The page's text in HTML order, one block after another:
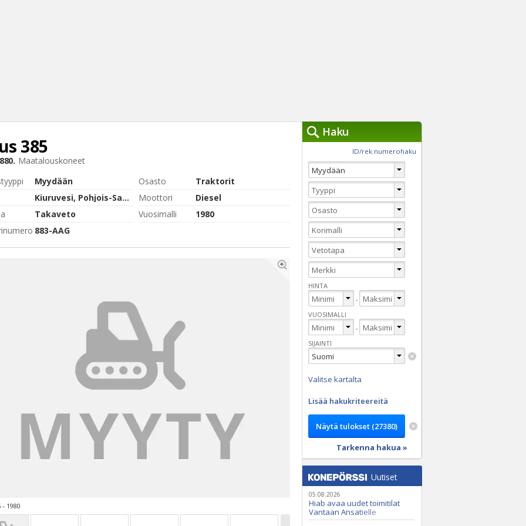
385
Maatalouskoneet
Myydään Osasto
Traktorit
Kiuruvesi, Pohjois-Savo Moottori
Diesel
Takaveto Vuosimalli
1980
883-AAG
- 1980
Haku
ID/rek.numerohaku
HINTA
-
VUOSIMALLI
-
SIJAINTI
Valitse kartalta
Lisää hakukriteereitä
Tarkenna hakua »
Uutiset
05.08.2026
Hiab avaa uudet toimitilat
Vantaan Ansatielle